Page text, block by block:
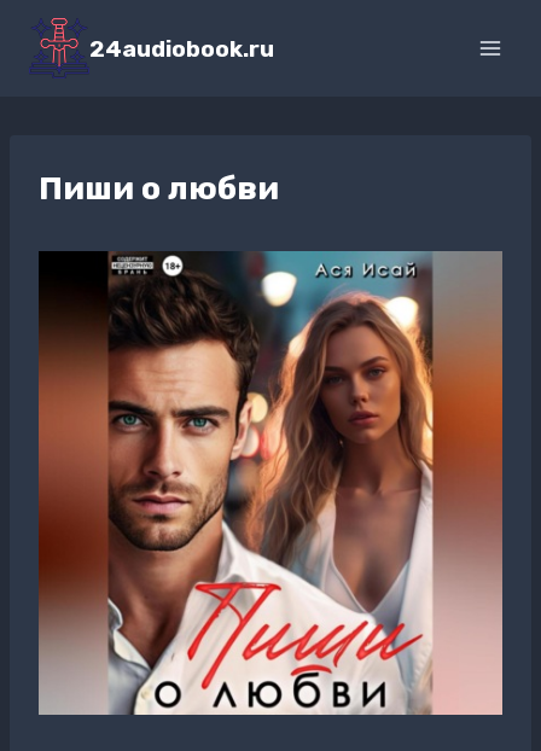
Перейти
содержимому
24audiobook.ru
Пиши о любви